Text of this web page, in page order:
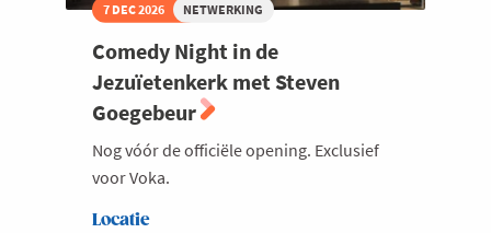
7 DEC 2026 NETWERKING
Comedy Night in de
Jezuïetenkerk met Steven
Goegebeur
Nog vóór de officiële opening. Exclusief
voor Voka.
Locatie